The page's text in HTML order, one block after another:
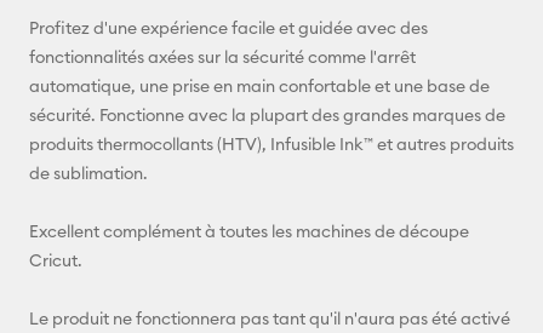
Profitez d'une expérience facile et guidée avec des
fonctionnalités axées sur la sécurité comme l'arrêt
automatique, une prise en main confortable et une base de
sécurité. Fonctionne avec la plupart des grandes marques de
produits thermocollants (HTV), Infusible Ink™ et autres produits
de sublimation.
Excellent complément à toutes les machines de découpe
Cricut.
Le produit ne fonctionnera pas tant qu'il n'aura pas été activé